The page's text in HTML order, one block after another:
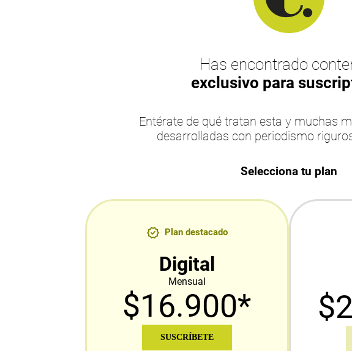
Has encontrado
exclusivo para
Entérate de qué tratan esta y muchas
desarrolladas con periodismo
Selecciona tu plan
Plan destacado
Digital
Mensual
$16.900*
SUSCRÍBETE